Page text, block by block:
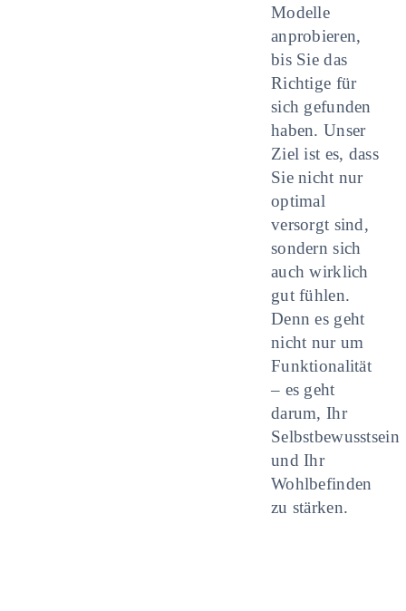
Modelle
anprobieren,
bis Sie das
Richtige für
sich gefunden
haben. Unser
Ziel ist es, dass
Sie nicht nur
optimal
versorgt sind,
sondern sich
auch wirklich
gut fühlen.
Denn es geht
nicht nur um
Funktionalität
– es geht
darum, Ihr
Selbstbewusstsein
und Ihr
Wohlbefinden
zu stärken.